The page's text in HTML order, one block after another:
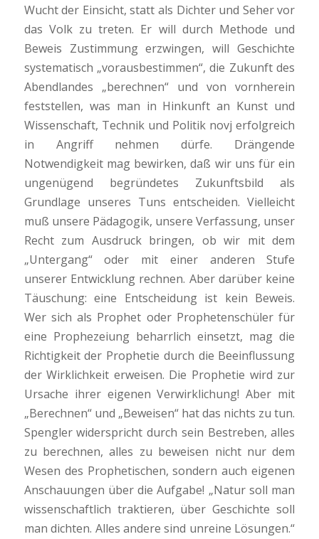
Wucht der Einsicht, statt als Dichter und Seher vor
das Volk zu treten. Er will durch Methode und
Beweis Zustimmung erzwingen, will Geschichte
systematisch „vorausbestimmen“, die Zukunft des
Abendlandes „berechnen“ und von vornherein
feststellen, was man in Hinkunft an Kunst und
Wissenschaft, Technik und Politik novj erfolgreich
in Angriff nehmen dürfe. Drängende
Notwendigkeit mag bewirken, daß wir uns für ein
ungenügend begründetes Zukunftsbild als
Grundlage unseres Tuns entscheiden. Vielleicht
muß unsere Pädagogik, unsere Verfassung, unser
Recht zum Ausdruck bringen, ob wir mit dem
„Untergang“ oder mit einer anderen Stufe
unserer Entwicklung rechnen. Aber darüber keine
Täuschung: eine Entscheidung ist kein Beweis.
Wer sich als Prophet oder Prophetenschüler für
eine Prophezeiung beharrlich einsetzt, mag die
Richtigkeit der Prophetie durch die Beeinflussung
der Wirklichkeit erweisen. Die Prophetie wird zur
Ursache ihrer eigenen Verwirklichung! Aber mit
„Berechnen“ und „Beweisen“ hat das nichts zu tun.
Spengler widerspricht durch sein Bestreben, alles
zu berechnen, alles zu beweisen nicht nur dem
Wesen des Prophetischen, sondern auch eigenen
Anschauungen über die Aufgabe! „Natur soll man
wissenschaftlich traktieren, über Geschichte soll
man dichten. Alles andere sind unreine Lösungen.“